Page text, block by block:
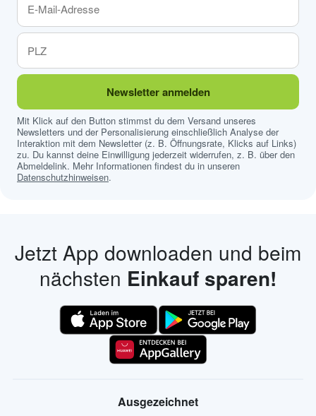
Newsletter anmelden
Mit Klick auf den Button stimmst du dem Versand unseres
Newsletters und der Personalisierung einschließlich Analyse der
Interaktion mit dem Newsletter (z. B. Öffnungsrate, Klicks auf Links)
zu. Du kannst deine Einwilligung jederzeit widerrufen, z. B. über den
Abmeldelink. Mehr Informationen findest du in unseren
Datenschutzhinweisen.
Jetzt App downloaden und beim
nächsten Einkauf sparen!
Ausgezeichnet